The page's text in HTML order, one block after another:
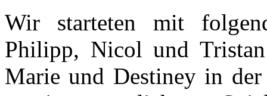
Wir starteten mit
Philipp, Nicol und
Marie und Destiney in